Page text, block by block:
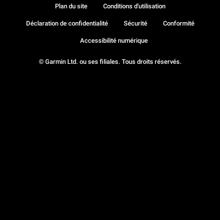
© Garmin Ltd. ou ses filiales. Tous droits réservés.
Plan du site Conditions d'utilisation
Déclaration de confidentialité Sécurité Conformité
Accessibilité numérique